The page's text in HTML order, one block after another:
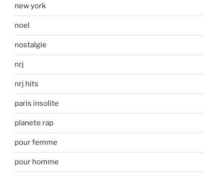
new york
noel
nostalgie
nrj
nrj hits
paris insolite
planete rap
pour femme
pour homme